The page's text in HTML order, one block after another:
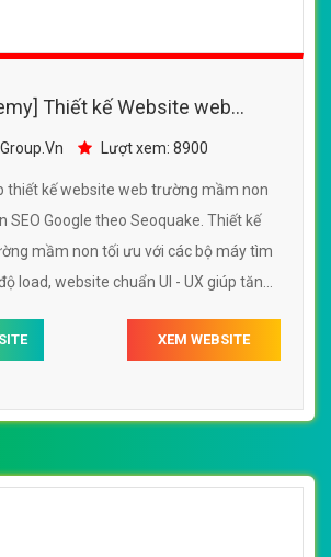
Thiết kế Website web
- winstonvnLượt xem: 8900
thiết kế website web trường mầm non
SEO Google theo Seoquake. Thiết kế
mầm non tối ưu với các bộ máy tìm
load, website chuẩn UI - UX giúp tăng
XEM WEBSITE